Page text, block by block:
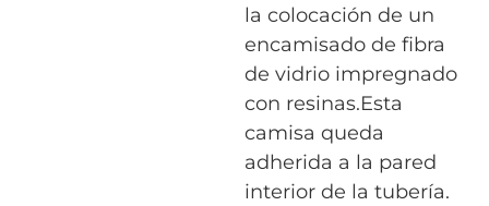
la colocación de un
encamisado de fibra
de vidrio impregnado
con resinas.Esta
camisa queda
adherida a la pared
interior de la tubería.